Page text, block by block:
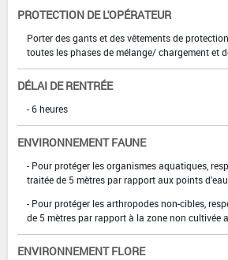
PROTECTION DE L'OPÉRATEUR
Porter des gants et des vêtements de
toutes les phases de mélange/ chargement et
DÉLAI DE RENTRÉE
- 6 heures
ENVIRONNEMENT FAUNE
- Pour protéger les organismes aquatiques,
traitée de 5 mètres par rapport aux points
- Pour protéger les arthropodes non-cibles,
de 5 mètres par rapport à la zone non cultivée
ENVIRONNEMENT FLORE